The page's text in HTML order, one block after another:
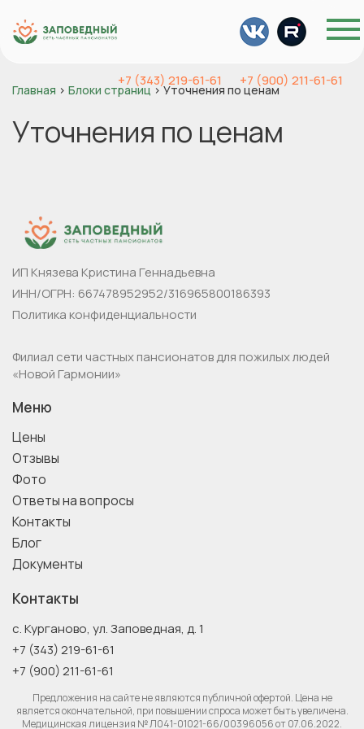
На главную
+7 (343) 219-61-61 +7 (900) 211-61-61
Главная › Блоки страниц›Уточнения по ценам
Уточнения по ценам
ИП Князева Кристина Геннадьевна
ИНН/ОГРН: 667478952952/316965800186393
Политика конфиденциальности
Филиал сети частных пансионатов для пожилых людей
«Новой Гармонии»
Меню
Цены
Отзывы
Фото
Ответы на вопросы
Контакты
Блог
Документы
Контакты
с. Курганово, ул. Заповедная, д. 1
+7 (343) 219-61-61
+7 (900) 211-61-61
Предложения на сайте не являются публичной офертой. Цена не
является окончательной, при повышении спроса может быть увеличена.
Медицинская лицензия № Л041-01021-66/00396056 от 07.06.2022.